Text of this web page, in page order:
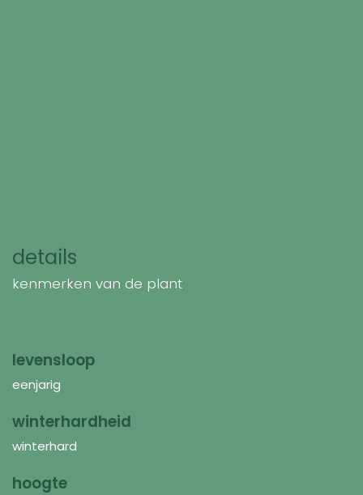
details
kenmerken van de plant
levensloop
eenjarig
winterhardheid
winterhard
hoogte